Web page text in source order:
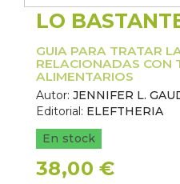
LO
GUIA PARA TRATAR
RELACIONADAS CON
ALIMENTARIOS
Autor: JENNIFER L.
Editorial: ELEFTHERIA
En stock
38,00 €